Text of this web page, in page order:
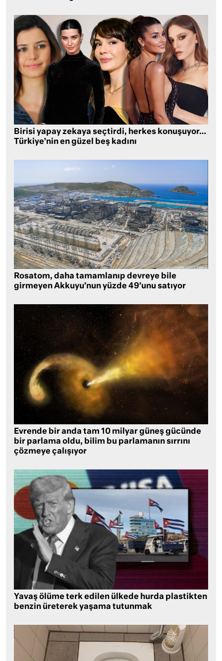
Birisi yapay zekaya seçtirdi, herkes konuşuyor…
Türkiye’nin en güzel beş kadını
Rosatom, daha tamamlanıp devreye bile
girmeyen Akkuyu’nun yüzde 49’unu satıyor
Evrende bir anda tam 10 milyar güneş gücünde
bir parlama oldu, bilim bu parlamanın sırrını
çözmeye çalışıyor
Yavaş ölüme terk edilen ülkede hurda plastikten
benzin üreterek yaşama tutunmak